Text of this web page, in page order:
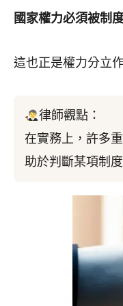
國家權力必須被制
這也正是權力分立
律師觀點：
在實務上，許多
助於判斷某項制